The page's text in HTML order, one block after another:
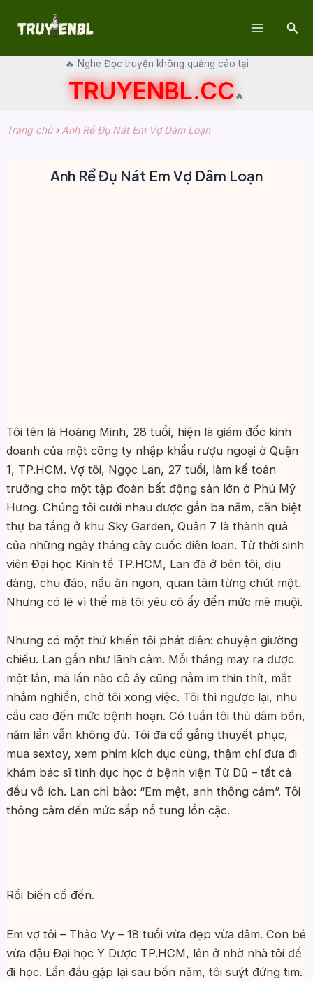
🔥 Nghe Đọc truyện không quảng cáo tại
TRUYENBL.CC🔥
Trang chủ› Anh Rể Đụ Nát Em Vợ Dâm Loạn
Anh Rể Đụ Nát Em Vợ Dâm Loạn
Tôi tên là Hoàng Minh, 28 tuổi, hiện là giám đốc kinh
doanh của một công ty nhập khẩu rượu ngoại ở Quận
1, TP.HCM. Vợ tôi, Ngọc Lan, 27 tuổi, làm kế toán
trưởng cho một tập đoàn bất động sản lớn ở Phú Mỹ
Hưng. Chúng tôi cưới nhau được gần ba năm, căn biệt
thự ba tầng ở khu Sky Garden, Quận 7 là thành quả
của những ngày tháng cày cuốc điên loạn. Từ thời sinh
viên Đại học Kinh tế TP.HCM, Lan đã ở bên tôi, dịu
dàng, chu đáo, nấu ăn ngon, quan tâm từng chút một.
Nhưng có lẽ vì thế mà tôi yêu cô ấy đến mức mê muội.
Nhưng có một thứ khiến tôi phát điên: chuyện giường
chiếu. Lan gần như lãnh cảm. Mỗi tháng may ra được
một lần, mà lần nào cô ấy cũng nằm im thin thít, mắt
nhắm nghiền, chờ tôi xong việc. Tôi thì ngược lại, nhu
cầu cao đến mức bệnh hoạn. Có tuần tôi thủ dâm bốn,
năm lần vẫn không đủ. Tôi đã cố gắng thuyết phục,
mua sextoy, xem phim kích dục cùng, thậm chí đưa đi
khám bác sĩ tình dục học ở bệnh viện Từ Dũ – tất cả
đều vô ích. Lan chỉ bảo: “Em mệt, anh thông cảm”. Tôi
thông cảm đến mức sắp nổ tung lồn cặc.
Rồi biến cố đến.
Em vợ tôi – Thảo Vy – 18 tuổi vừa đẹp vừa dâm. Con bé
vừa đậu Đại học Y Dược TP.HCM, lên ở nhờ nhà tôi để
đi học. Lần đầu gặp lại sau bốn năm, tôi suýt đứng tim.